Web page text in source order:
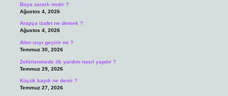
Boya zararlı mıdır ?
Ağustos 4, 2026
Arapça izafet ne demek ?
Ağustos 4, 2026
Altın ısıyı geçirir mi ?
Temmuz 30, 2026
Zehirlenmede ilk yardım nasıl yapılır ?
Temmuz 29, 2026
Küçük kayık ne denir ?
Temmuz 27, 2026